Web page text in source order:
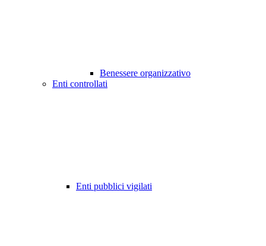
Benessere organizzativo
Enti controllati
Enti pubblici vigilati